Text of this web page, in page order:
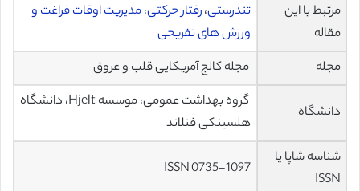
مرتبط با این
مقاله
تندرستی،رفتار حرکتی،مدیریت اوقات فراغت و
ورزش های تفریحی
مجله
مجله کالج آمریکایی قلب و عروق
دانشگاه
گروه بهداشت عمومی، موسسه Hjelt، دانشگاه
هلسینکی فنلاند
شناسه شاپا یا
ISSN
ISSN 0735-1097